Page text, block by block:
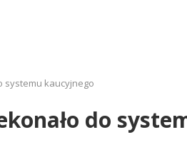
systemu kaucyjnego
do